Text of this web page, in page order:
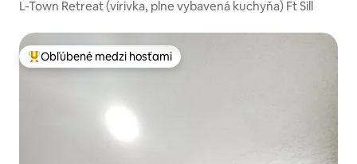
L-Town Retreat (vírivka, plne vybavená kuchyňa) Ft Sill
Najobľúbenejšie medzi hosťami
Obľúbené medzi hosťami